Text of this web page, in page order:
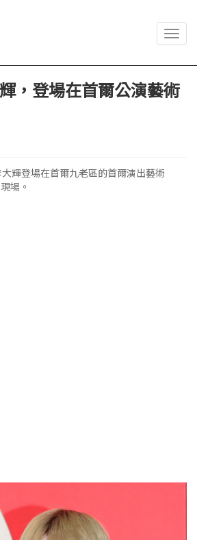
，登場在首爾公演藝術
輝登場在首爾九老區的首爾演出藝術
場。